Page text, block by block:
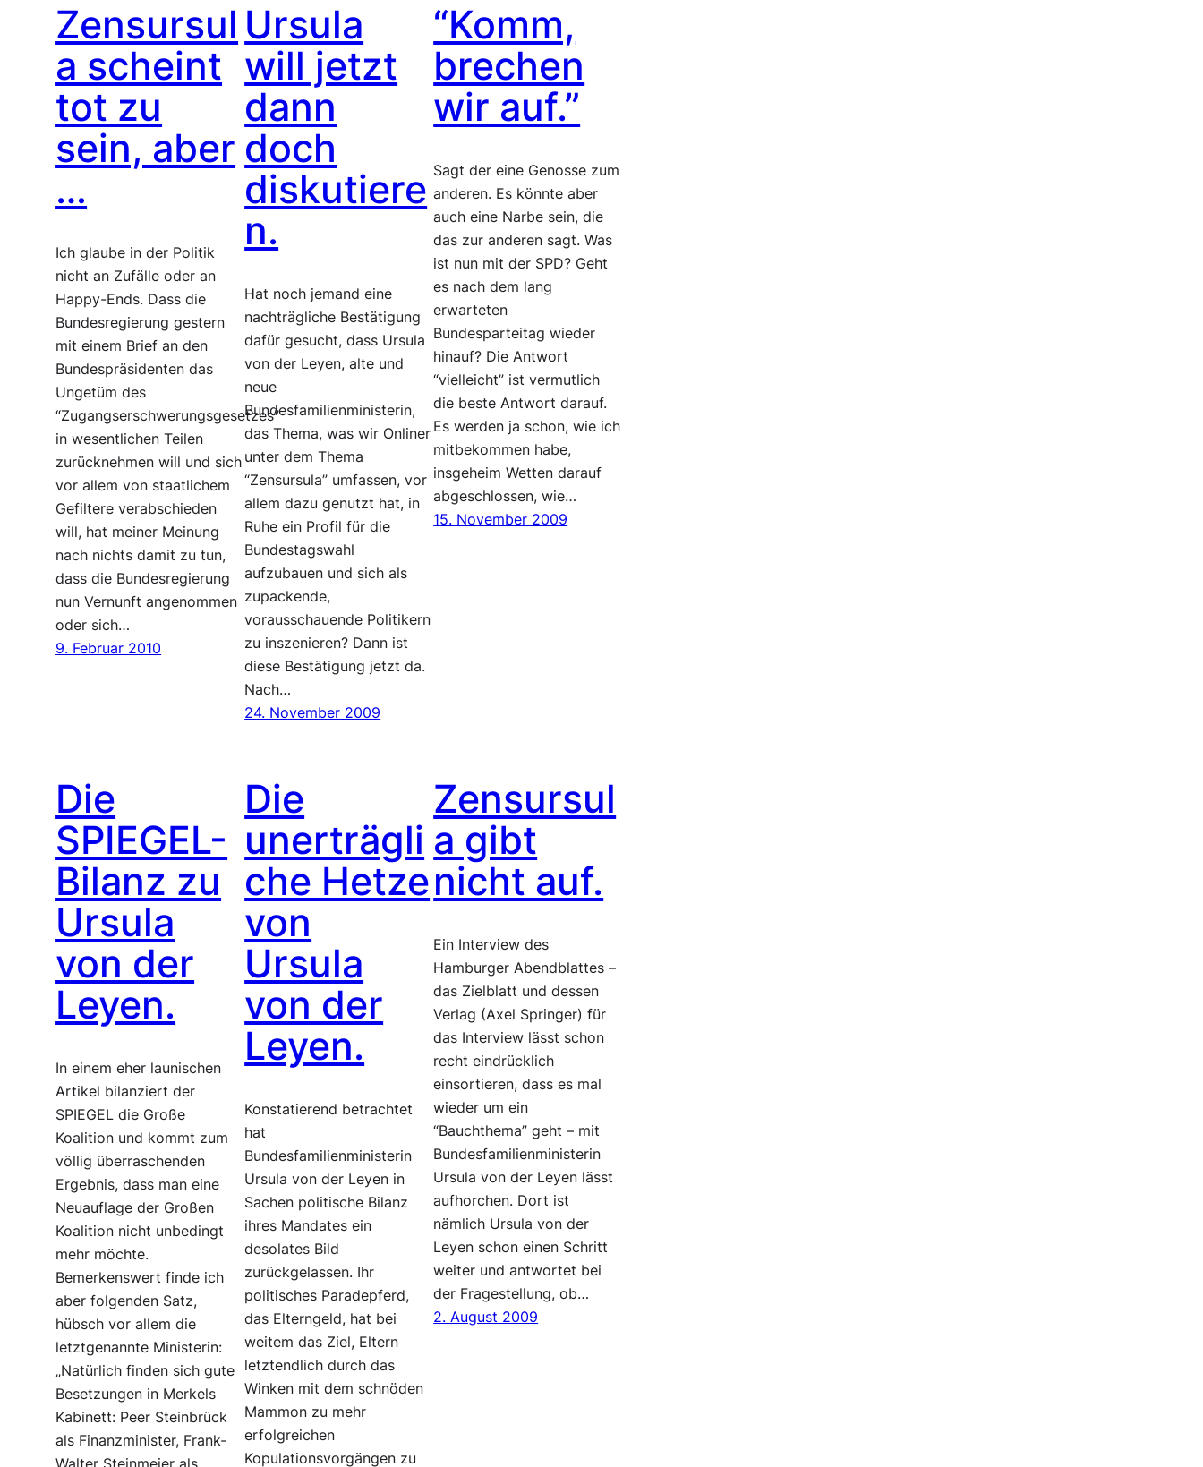
Zensursul
a scheint
tot zu
sein, aber
…
Ich glaube in der Politik
nicht an Zufälle oder an
Happy-Ends. Dass die
Bundesregierung gestern
mit einem Brief an den
Bundespräsidenten das
Ungetüm des
“Zugangserschwerungsgesetzes”
in wesentlichen Teilen
zurücknehmen will und sich
vor allem von staatlichem
Gefiltere verabschieden
will, hat meiner Meinung
nach nichts damit zu tun,
dass die Bundesregierung
nun Vernunft angenommen
oder sich…
9. Februar 2010
Ursula
will jetzt
dann
doch
diskutiere
n.
Hat noch jemand eine
nachträgliche Bestätigung
dafür gesucht, dass Ursula
von der Leyen, alte und
neue
Bundesfamilienministerin,
das Thema, was wir Onliner
unter dem Thema
“Zensursula” umfassen, vor
allem dazu genutzt hat, in
Ruhe ein Profil für die
Bundestagswahl
aufzubauen und sich als
zupackende,
vorausschauende Politikern
zu inszenieren? Dann ist
diese Bestätigung jetzt da.
Nach…
24. November 2009
“Komm,
brechen
wir auf.”
Sagt der eine Genosse zum
anderen. Es könnte aber
auch eine Narbe sein, die
das zur anderen sagt. Was
ist nun mit der SPD? Geht
es nach dem lang
erwarteten
Bundesparteitag wieder
hinauf? Die Antwort
“vielleicht” ist vermutlich
die beste Antwort darauf.
Es werden ja schon, wie ich
mitbekommen habe,
insgeheim Wetten darauf
abgeschlossen, wie…
15. November 2009
Die
SPIEGEL-
Bilanz zu
Ursula
von der
Leyen.
In einem eher launischen
Artikel bilanziert der
SPIEGEL die Große
Koalition und kommt zum
völlig überraschenden
Ergebnis, dass man eine
Neuauflage der Großen
Koalition nicht unbedingt
mehr möchte.
Bemerkenswert finde ich
aber folgenden Satz,
hübsch vor allem die
letztgenannte Ministerin:
„Natürlich finden sich gute
Besetzungen in Merkels
Kabinett: Peer Steinbrück
als Finanzminister, Frank-
Die
unerträgli
che Hetze
von
Ursula
von der
Leyen.
Konstatierend betrachtet
hat
Bundesfamilienministerin
Ursula von der Leyen in
Sachen politische Bilanz
ihres Mandates ein
desolates Bild
zurückgelassen. Ihr
politisches Paradepferd,
das Elterngeld, hat bei
weitem das Ziel, Eltern
letztendlich durch das
Winken mit dem schnöden
Mammon zu mehr
erfolgreichen
Kopulationsvorgängen zu
Zensursul
a gibt
nicht auf.
Ein Interview des
Hamburger Abendblattes –
das Zielblatt und dessen
Verlag (Axel Springer) für
das Interview lässt schon
recht eindrücklich
einsortieren, dass es mal
wieder um ein
“Bauchthema” geht – mit
Bundesfamilienministerin
Ursula von der Leyen lässt
aufhorchen. Dort ist
nämlich Ursula von der
Leyen schon einen Schritt
weiter und antwortet bei
der Fragestellung, ob…
2. August 2009